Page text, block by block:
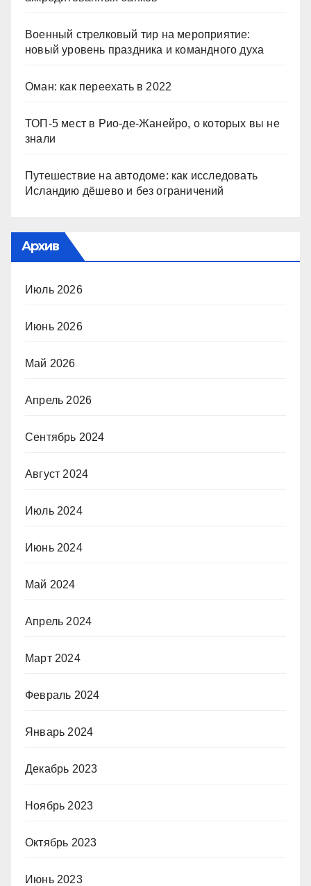
Военный стрелковый тир на мероприятие:
новый уровень праздника и командного духа
Оман: как переехать в 2022
ТОП-5 мест в Рио-де-Жанейро, о которых вы не
знали
Путешествие на автодоме: как исследовать
Исландию дёшево и без ограничений
Архив
Июль 2026
Июнь 2026
Май 2026
Апрель 2026
Сентябрь 2024
Август 2024
Июль 2024
Июнь 2024
Май 2024
Апрель 2024
Март 2024
Февраль 2024
Январь 2024
Декабрь 2023
Ноябрь 2023
Октябрь 2023
Июнь 2023